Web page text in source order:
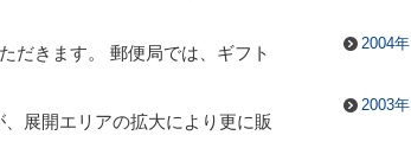
だきます。 郵便局では、ギフト
展開エリアの拡大により更に販
2004年
2003年